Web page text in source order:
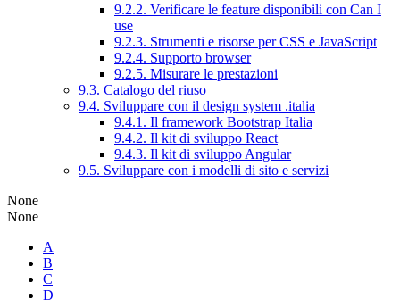
9.2.2. Verificare le feature disponibili con Can I
use
9.2.3. Strumenti e risorse per CSS e JavaScript
9.2.4. Supporto browser
9.2.5. Misurare le prestazioni
9.3. Catalogo del riuso
9.4. Sviluppare con il design system .italia
9.4.1. Il framework Bootstrap Italia
9.4.2. Il kit di sviluppo React
9.4.3. Il kit di sviluppo Angular
9.5. Sviluppare con i modelli di sito e servizi
None
None
A
B
C
D